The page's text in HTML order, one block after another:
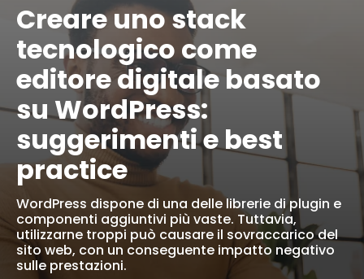
Creare uno stack
tecnologico come
editore digitale basato
su WordPress:
suggerimenti e best
practice
WordPress dispone di una delle librerie di plugin e
componenti aggiuntivi più vaste. Tuttavia,
utilizzarne troppi può causare il sovraccarico del
sito web, con un conseguente impatto negativo
sulle prestazioni.